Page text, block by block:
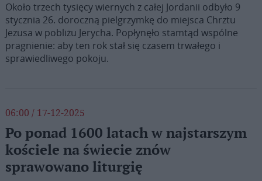
Około trzech tysięcy wiernych z całej Jordanii odbyło 9
stycznia 26. doroczną pielgrzymkę do miejsca Chrztu
Jezusa w pobliżu Jerycha. Popłynęło stamtąd wspólne
pragnienie: aby ten rok stał się czasem trwałego i
sprawiedliwego pokoju.
06:00 / 17-12-2025
Po ponad 1600 latach w najstarszym
kościele na świecie znów
sprawowano liturgię